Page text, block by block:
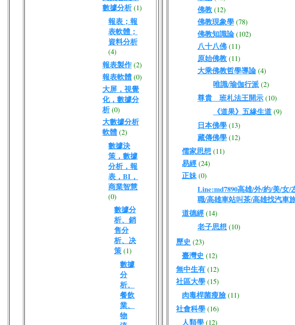
數據分析 (1)
報表；報
表軟體；
資料分析
(4)
報表製作 (2)
報表軟體 (0)
大屏，視覺
化，數據分
析 (0)
大數據分析
軟體 (2)
數據決
策，數據
分析，報
表，BI，
商業智慧
(0)
數據分
析、銷
售分
析、决
策 (1)
數據
分
析、
餐飲
業、
物
佛教 (12)
佛教現象學 (78)
佛教知識論 (102)
八十八佛 (11)
原始佛教 (11)
大乘佛教哲學導論 (4)
唯識/瑜伽行派 (2)
尊貴 班札法王開示 (10)
《道果》五緣生道 (9)
日本佛學 (13)
藏傳佛學 (12)
儒家思想 (11)
易經 (24)
正妹 (0)
Line:md7890高雄/外/約/美/女
職/高雄車站叫茶/高雄找汽車
道德經 (14)
老子思想 (10)
歷史 (23)
臺灣史 (12)
無中生有 (12)
社區大學 (15)
肉毒桿菌瘦臉 (11)
社會科學 (16)
人類學 (12)